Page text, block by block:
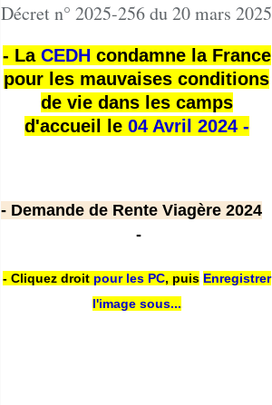
Décret n° 2025-256 du 20 mars 2025
- La CEDHcondamne la France
pour les mauvaises conditions
de vie dans les camps
d'accueil le 04 Avril 2024 -
- Demande de Rente Viagère 2024
-
- Cliquez droit pour les PC, puis Enregistrer
l'image sous...